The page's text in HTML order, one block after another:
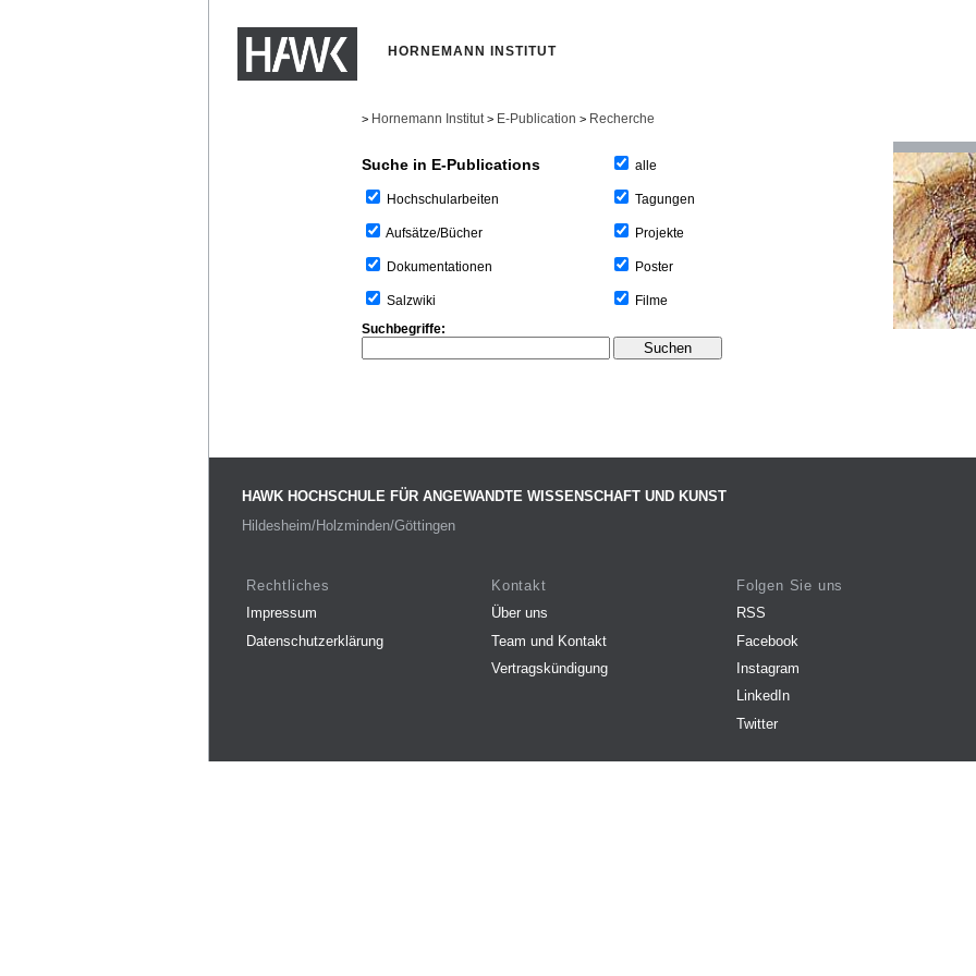
HORNEMANN INSTITUT
> Hornemann Institut > E-Publication > Recherche
Suche in E-Publications
Hochschularbeiten
Aufsätze/Bücher
Dokumentationen
Salzwiki
alle
Tagungen
Projekte
Poster
Filme
Suchbegriffe:
HAWK HOCHSCHULE FÜR ANGEWANDTE WISSENSCHAFT UND KUNST
Hildesheim/Holzminden/Göttingen
Rechtliches
Impressum
Datenschutzerklärung
Kontakt
Über uns
Team und Kontakt
Vertragskündigung
Folgen Sie uns
RSS
Facebook
Instagram
LinkedIn
Twitter